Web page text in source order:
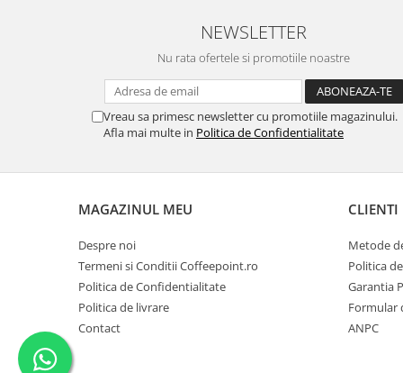
NEWSLETTER
Nu rata ofertele si promotiile noastre
Vreau sa primesc newsletter cu promotiile magazinului.
Afla mai multe in Politica de Confidentialitate
MAGAZINUL MEU
Despre noi
Termeni si Conditii Coffeepoint.ro
Politica de Confidentialitate
Politica de livrare
Contact
CLIENTI
Metode
Politica
Garantia
Formular
ANPC